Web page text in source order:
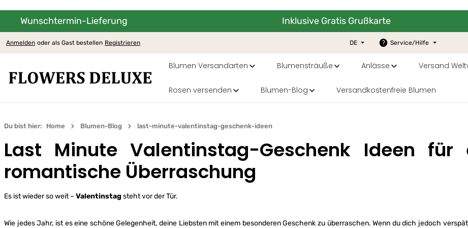
Hauptinhalt springen
Zur Hauptnavigation springen
Wunschtermin-Lieferung Inklusive Gratis Grußkarte
Anmelden oder als Gast bestellen Registrieren DE Service/Hilfe
Blumen Versandarten Blumensträuße Anlässe Versand
Rosen versenden Blumen-Blog Versandkostenfreie Blumen
Du bist hier: Home Blumen-Blog last-minute-valentinstag-geschenk-ideen
Last Minute Valentinstag-Geschenk Ideen für
romantische Überraschung
Es ist wieder so weit – Valentinstag steht vor der Tür.
Wie jedes Jahr, ist es eine schöne Gelegenheit, deine Liebsten mit einem besonderen Geschenk zu überraschen. Wenn du dich jedoch